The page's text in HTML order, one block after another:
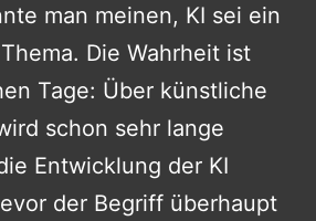
man meinen, KI sei ein
Die Wahrheit ist
Tage: Über künstliche
schon sehr lange
Entwicklung der KI
der Begriff überhaupt